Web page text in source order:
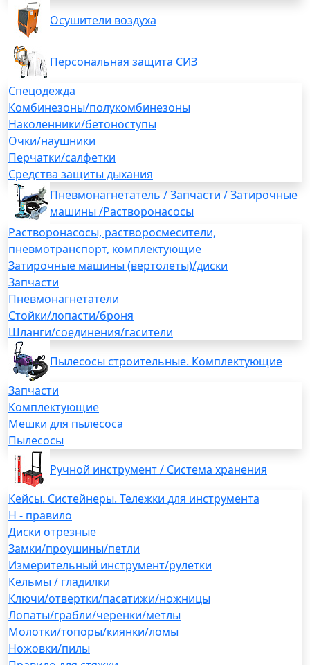
Осушители воздуха
Персональная защита СИЗ
Спецодежда
Комбинезоны/полукомбинезоны
Наколенники/бетоноступы
Очки/наушники
Перчатки/салфетки
Средства защиты дыхания
Пневмонагнетатель / Запчасти / Затирочные
машины /Растворонасосы
Растворонасосы, растворосмесители,
пневмотранспорт, комплектующие
Затирочные машины (вертолеты)/диски
Запчасти
Пневмонагнетатели
Стойки/лопасти/броня
Шланги/соединения/гасители
Пылесосы строительные. Комплектующие
Запчасти
Комплектующие
Мешки для пылесоса
Пылесосы
Ручной инструмент / Система хранения
Кейсы. Систейнеры. Тележки для инструмента
H - правило
Диски отрезные
Замки/проушины/петли
Измерительный инструмент/рулетки
Кельмы / гладилки
Ключи/отвертки/пасатижи/ножницы
Лопаты/грабли/черенки/метлы
Молотки/топоры/киянки/ломы
Ножовки/пилы